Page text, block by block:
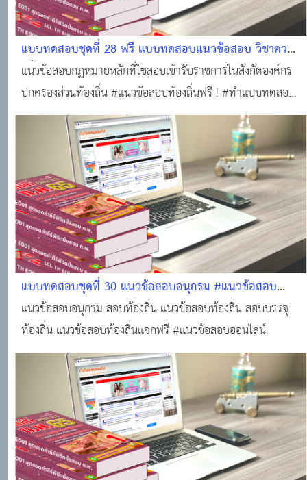
แบบทดสอบชุดที่ 28 ฟรี แบบทดสอบแนวข้อสอบ วิชาความ
รู้พื้นฐานในการปฏิบัติราชการ (กฏหมายหลักที่ใช้สอบองค์กร
ปกครองส่วนท้องถิ่น (25 ข้อพร้อมใบเกียรติบัตร) #แนว
ข้อสอบออนไลน์
แนวข้อสอบกฏหมายหลักที่ใชสอบเข้ารับราชการในสังกัดองค์กร
ปกครองส่วนท้องถิ่น #แนวข้อสอบท้องถิ่นฟรี ! #ทำแบบทดสอบ
ฟรี!!! #ข้อสอบท้องถิ่นฟรี !!! #สอบบรรจุท้องถิ่น #แหล่งเรียนรู้
ของคนท้องถิ่น #ติวสอบออนไลน์ #แนวข้อสอบออนไลน์
แบบทดสอบชุดที่ 30 แนวข้อสอบอนุกรม #แนวข้อสอบ
ออนไลน์
แนวข้อสอบอนุกรม สอบท้องถิ่น แนวข้อสอบท้องถิ่น สอบบรรจุ
ท้องถิ่น แนวข้อสอบท้องถิ่นแจกฟรี #แนวข้อสอบออนไลน์